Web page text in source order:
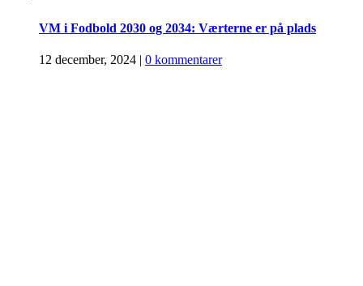
VM i Fodbold 2030 og 2034: Værterne er på plads
12 december, 2024 | 0 kommentarer